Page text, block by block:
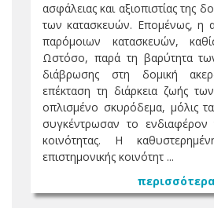
ασφάλειας και αξιοπιστίας της
των κατασκευών. Επομένως, η
παρόμοιων κατασκευών,
Ωστόσο, παρά τη βαρύτητα
διάβρωσης στη δομική
επέκταση τη διάρκεια ζωής
οπλισμένο σκυρόδεμα, μόλις
συγκέντρωσαν το ενδιαφέρον
κοινότητας. Η
επιστημονικής κοινότητ ...
περισσότερα